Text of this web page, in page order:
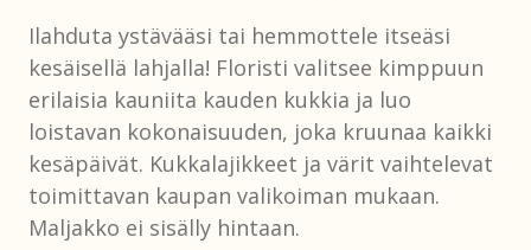
Ilahduta ystävääsi tai hemmottele itseäsi
kesäisellä lahjalla! Floristi valitsee kimppuun
erilaisia kauniita kauden kukkia ja luo
loistavan kokonaisuuden, joka kruunaa kaikki
kesäpäivät. Kukkalajikkeet ja värit vaihtelevat
toimittavan kaupan valikoiman mukaan.
Maljakko ei sisälly hintaan.